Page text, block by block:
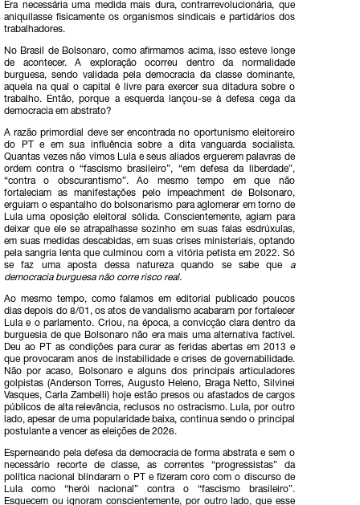
Era necessária uma medida mais dura, contrarrevolucionária, que
aniquilasse fisicamente os organismos sindicais e partidários dos
trabalhadores.
No Brasil de Bolsonaro, como afirmamos acima, isso esteve longe
de acontecer. A exploração ocorreu dentro da normalidade
burguesa, sendo validada pela democracia da classe dominante,
aquela na qual o capital é livre para exercer sua ditadura sobre o
trabalho. Então, porque a esquerda lançou-se à defesa cega da
democracia em abstrato?
A razão primordial deve ser encontrada no oportunismo eleitoreiro
do PT e em sua influência sobre a dita vanguarda socialista.
Quantas vezes não vimos Lula e seus aliados erguerem palavras de
ordem contra o “fascismo brasileiro”, “em defesa da liberdade”,
“contra o obscurantismo”. Ao mesmo tempo em que não
fortaleciam as manifestações pelo impeachment de Bolsonaro,
erguiam o espantalho do bolsonarismo para aglomerar em torno de
Lula uma oposição eleitoral sólida. Conscientemente, agiam para
deixar que ele se atrapalhasse sozinho em suas falas esdrúxulas,
em suas medidas descabidas, em suas crises ministeriais, optando
pela sangria lenta que culminou com a vitória petista em 2022. Só
se faz uma aposta dessa natureza quando se sabe que a
democracia burguesa não corre risco real.
Ao mesmo tempo, como falamos em editorial publicado poucos
dias depois do 8/01, os atos de vandalismo acabaram por fortalecer
Lula e o parlamento. Criou, na época, a convicção clara dentro da
burguesia de que Bolsonaro não era mais uma alternativa factível.
Deu ao PT as condições para curar as feridas abertas em 2013 e
que provocaram anos de instabilidade e crises de governabilidade.
Não por acaso, Bolsonaro e alguns dos principais articuladores
golpistas (Anderson Torres, Augusto Heleno, Braga Netto, Silvinei
Vasques, Carla Zambelli) hoje estão presos ou afastados de cargos
públicos de alta relevância, reclusos no ostracismo. Lula, por outro
lado, apesar de uma popularidade baixa, continua sendo o principal
postulante a vencer as eleições de 2026.
Esperneando pela defesa da democracia de forma abstrata e sem o
necessário recorte de classe, as correntes “progressistas” da
política nacional blindaram o PT e fizeram coro com o discurso de
Lula como “herói nacional” contra o “fascismo brasileiro”.
Esquecem ou ignoram conscientemente, por outro lado, que esse